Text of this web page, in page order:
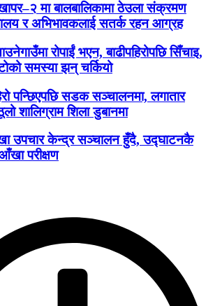
खापर–२ मा बालबालिकामा ठेउला संक्रमण
र अभिभावकलाई सतर्क रहन आग्रह
रोपाईं भएन, बाढीपहिरोपछि सिँचाइ,
समस्या झन् चर्कियो
पन्छिएपछि सडक सञ्चालनमा, लगातार
शालिग्राम शिला डुबानमा
उपचार केन्द्र सञ्चालन हुँदै, उद्घाटनकै
परीक्षण